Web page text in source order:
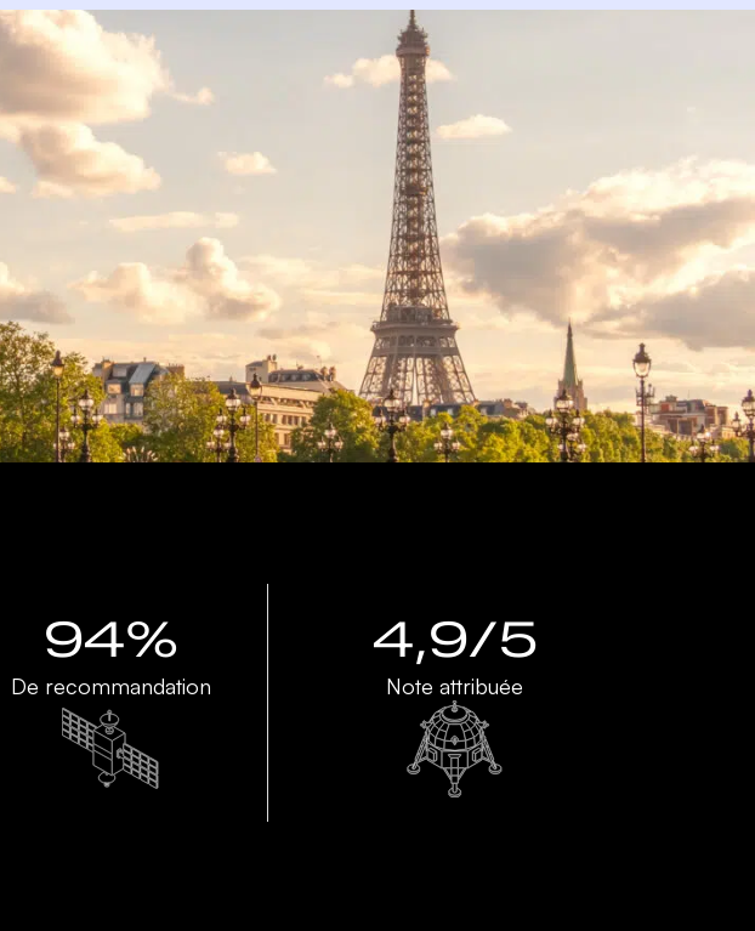
94%
De recommandation
4,9/5
Note attribuée